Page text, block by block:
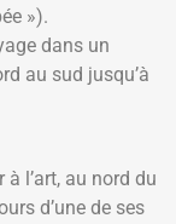
»).
dans un
au sud jusqu’à
à l’art, au nord du
d’une de ses